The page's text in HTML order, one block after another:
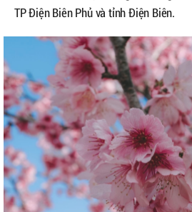
TP Điện Biên Phủ và tỉnh Điện Biên.